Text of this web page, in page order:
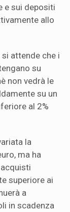
e sui depositi
allo
attende che i
su
non vedrà le
su un
al 2%
la
ma ha
superiore ai
a
in scadenza